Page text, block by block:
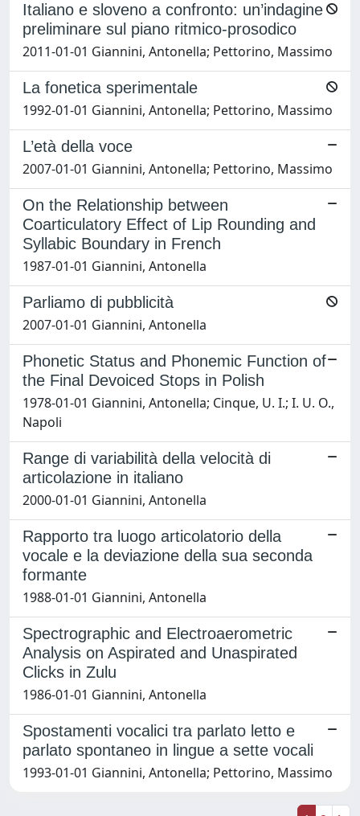
Italiano e sloveno a confronto: un’indagine
preliminare sul piano ritmico-prosodico
2011-01-01 Giannini, Antonella; Pettorino, Massimo
La fonetica sperimentale
1992-01-01 Giannini, Antonella; Pettorino, Massimo
L’età della voce
2007-01-01 Giannini, Antonella; Pettorino, Massimo
On the Relationship between
Coarticulatory Effect of Lip Rounding and
Syllabic Boundary in French
1987-01-01 Giannini, Antonella
Parliamo di pubblicità
2007-01-01 Giannini, Antonella
Phonetic Status and Phonemic Function of
the Final Devoiced Stops in Polish
1978-01-01 Giannini, Antonella; Cinque, U. I.; I. U. O.,
Napoli
Range di variabilità della velocità di
articolazione in italiano
2000-01-01 Giannini, Antonella
Rapporto tra luogo articolatorio della
vocale e la deviazione della sua seconda
formante
1988-01-01 Giannini, Antonella
Spectrographic and Electroaerometric
Analysis on Aspirated and Unaspirated
Clicks in Zulu
1986-01-01 Giannini, Antonella
Spostamenti vocalici tra parlato letto e
parlato spontaneo in lingue a sette vocali
1993-01-01 Giannini, Antonella; Pettorino, Massimo